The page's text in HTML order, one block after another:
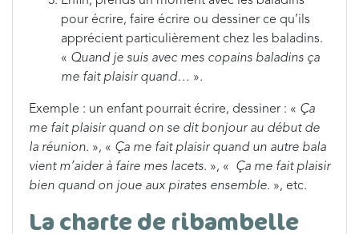
pour écrire, faire écrire ou dessiner ce qu’ils
apprécient particulièrement chez les baladins.
« Quand je suis avec mes copains baladins ça
me fait plaisir quand… ».
Exemple : un enfant pourrait écrire, dessiner : « Ça
me fait plaisir quand on se dit bonjour au début de
la réunion. », « Ça me fait plaisir quand un autre bala
vient m’aider à faire mes lacets. », «
Ça me fait plaisir
bien quand on joue aux pirates ensemble. », etc.
La charte de ribambelle